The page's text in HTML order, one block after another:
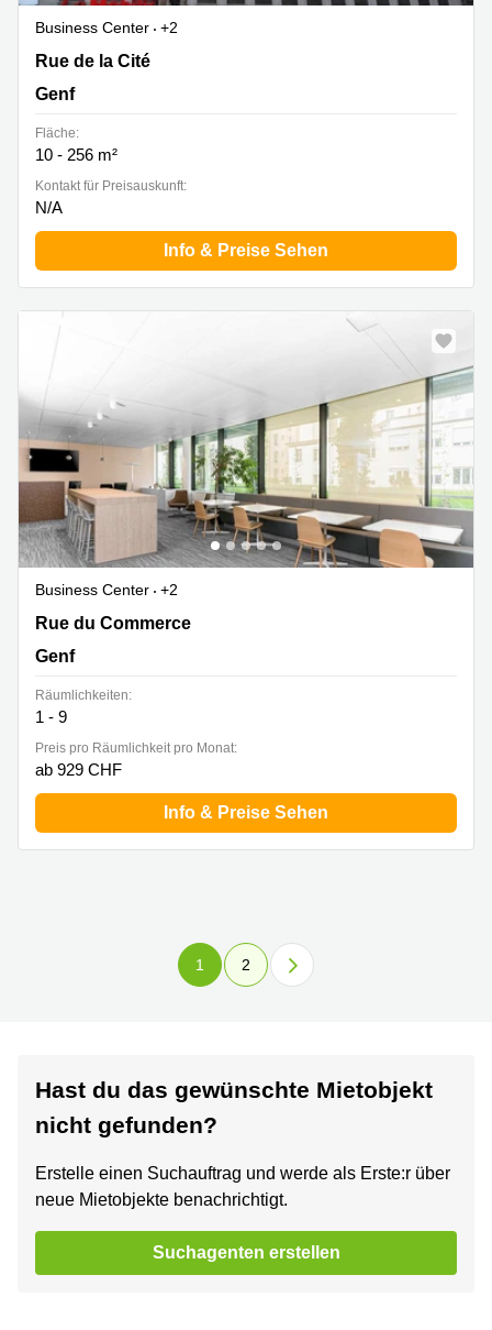
Business Center
+2
Rue de la Cité 1, Genf
Rue de la Cité
Genf
Fläche:
10 - 256 m²
Kontakt für Preisauskunft:
N/A
Info & Preise Sehen
Business Center
+2
Rue du Commerce 4,Rhône 8 Building, 2. Stock,2.
Stock, Genf
Rue du Commerce
Genf
Räumlichkeiten:
1 - 9
Preis pro Räumlichkeit pro Monat:
ab 929 CHF
Info & Preise Sehen
1 2
Hast du das gewünschte Mietobjekt
nicht gefunden?
Erstelle einen Suchauftrag und werde als Erste:r über
neue Mietobjekte benachrichtigt.
Suchagenten erstellen